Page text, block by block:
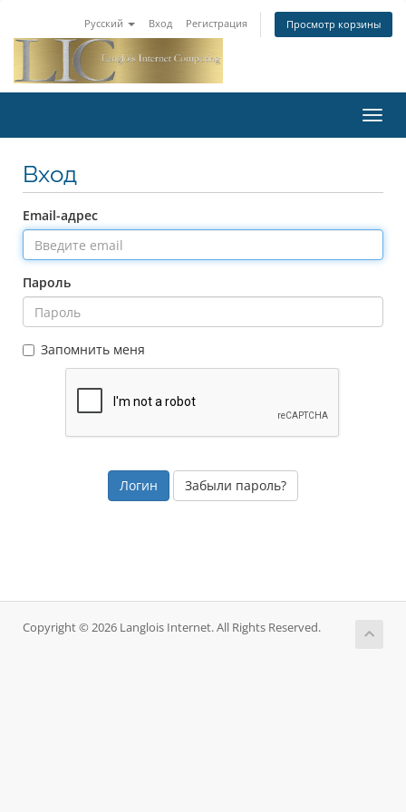
Русский Вход Регистрация Просмотр корзины
Вход
Email-адрес
Пароль
Запомнить меня
Забыли пароль?
Copyright © 2026 Langlois Internet. All Rights Reserved.